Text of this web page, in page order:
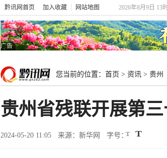
黔讯网首页 加入收藏 网站地图 2026年8月9日 13
广告
您当前的位置： 首页 > 资讯 > 贵州
贵州省残联开展第
2024-05-20 11:05 来源：新华网 字号：